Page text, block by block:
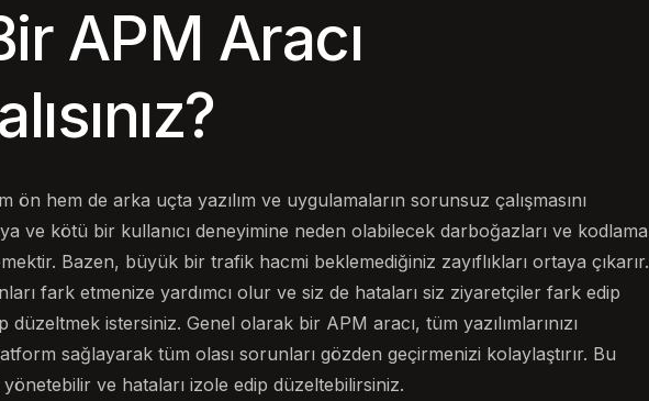
APM Aracı
ön hem de arka uçta yazılım ve uygulamaların sorunsuz çalışmasını
ve kötü bir kullanıcı deneyimine neden olabilecek darboğazları ve kodlama
Bazen, büyük bir trafik hacmi beklemediğiniz zayıflıkları ortaya çıkarır.
fark etmenize yardımcı olur ve siz de hataları siz ziyaretçiler fark edip
istersiniz. Genel olarak bir APM aracı, tüm yazılımlarınızı
sağlayarak tüm olası sorunları gözden geçirmenizi kolaylaştırır. Bu
ve hataları izole edip düzeltebilirsiniz.